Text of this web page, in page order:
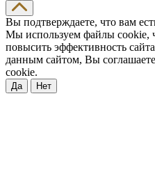
Вы подтверждаете, что вам
Мы используем файлы cookie,
повысить эффективность
данным сайтом, Вы
cookie.
Да Нет